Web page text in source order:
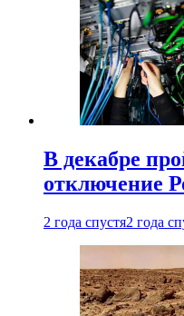
В декабре
отключение
2 года спустя2 года